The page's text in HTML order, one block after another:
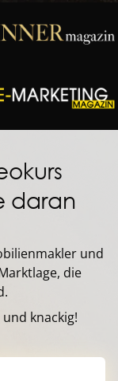
daran
und
die
knackig!